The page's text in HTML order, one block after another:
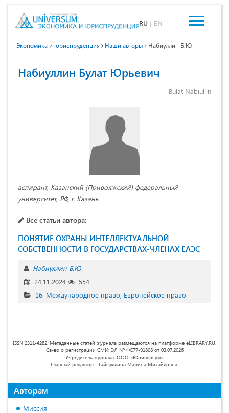
RU | EN
Экономика и юриспруденция Наши авторы Набиуллин Б.Ю.
Набиуллин Булат Юрьевич
Bulat Nabiullin
аспирант, Казанский (Приволжский) федеральный
университет, РФ, г. Казань
Все статьи автора:
ПОНЯТИЕ ОХРАНЫ ИНТЕЛЛЕКТУАЛЬНОЙ
СОБСТВЕННОСТИ В ГОСУДАРСТВАХ-ЧЛЕНАХ ЕАЭС
Набиуллин Б.Ю.
24.11.2024
554
16. Международное право, Европейское право
ISSN 2311-4282. Метаданные статей журнала размещаются на платформе eLIBRARY.RU.
Св-во о регистрации СМИ: ЭЛ № ФС77-91808 от 03.07.2026
Учредитель журнала: ООО «Юниверсум»
Главный редактор - Гайфуллина Марина Михайловна.
Авторам
Миссия